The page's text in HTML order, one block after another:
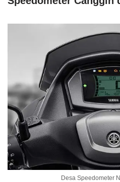
Desa Speedometer